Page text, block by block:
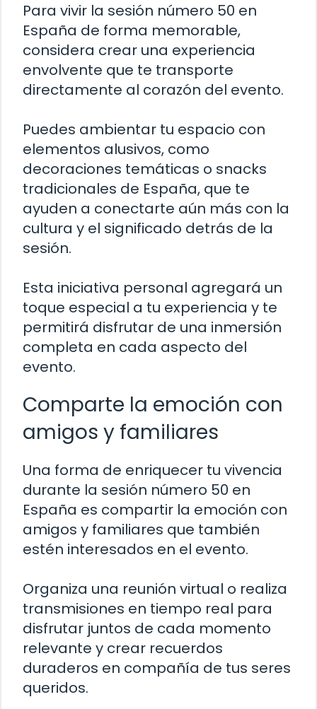
Para vivir la sesión número 50 en
España de forma memorable,
considera crear una experiencia
envolvente que te transporte
directamente al corazón del evento.
Puedes ambientar tu espacio con
elementos alusivos, como
decoraciones temáticas o snacks
tradicionales de España, que te
ayuden a conectarte aún más con la
cultura y el significado detrás de la
sesión.
Esta iniciativa personal agregará un
toque especial a tu experiencia y te
permitirá disfrutar de una inmersión
completa en cada aspecto del
evento.
Comparte la emoción con
amigos y familiares
Una forma de enriquecer tu vivencia
durante la sesión número 50 en
España es compartir la emoción con
amigos y familiares que también
estén interesados en el evento.
Organiza una reunión virtual o realiza
transmisiones en tiempo real para
disfrutar juntos de cada momento
relevante y crear recuerdos
duraderos en compañía de tus seres
queridos.